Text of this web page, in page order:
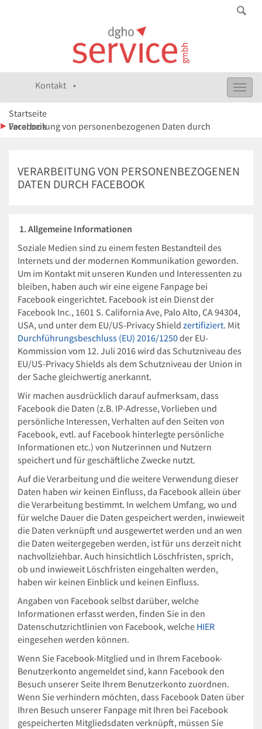
Kontakt •
Startseite
Verarbeitung von personenbezogenen Daten durch Facebook
VERARBEITUNG VON PERSONENBEZOGENEN
DATEN DURCH FACEBOOK
1. Allgemeine Informationen
Soziale Medien sind zu einem festen Bestandteil des
Internets und der modernen Kommunikation geworden.
Um im Kontakt mit unseren Kunden und Interessenten zu
bleiben, haben auch wir eine eigene Fanpage bei
Facebook eingerichtet. Facebook ist ein Dienst der
Facebook Inc., 1601 S. California Ave, Palo Alto, CA 94304,
USA, und unter dem EU/US-Privacy Shield zertifiziert. Mit
Durchführungsbeschluss (EU) 2016/1250der EU-
Kommission vom 12. Juli 2016 wird das Schutzniveau des
EU/US-Privacy Shields als dem Schutzniveau der Union in
der Sache gleichwertig anerkannt.
Wir machen ausdrücklich darauf aufmerksam, dass
Facebook die Daten (z.B. IP-Adresse, Vorlieben und
persönliche Interessen, Verhalten auf den Seiten von
Facebook, evtl. auf Facebook hinterlegte persönliche
Informationen etc.) von Nutzerinnen und Nutzern
speichert und für geschäftliche Zwecke nutzt.
Auf die Verarbeitung und die weitere Verwendung dieser
Daten haben wir keinen Einfluss, da Facebook allein über
die Verarbeitung bestimmt. In welchem Umfang, wo und
für welche Dauer die Daten gespeichert werden, inwieweit
die Daten verknüpft und ausgewertet werden und an wen
die Daten weitergegeben werden, ist für uns derzeit nicht
nachvollziehbar. Auch hinsichtlich Löschfristen, sprich,
ob und inwieweit Löschfristen eingehalten werden,
haben wir keinen Einblick und keinen Einfluss.
Angaben von Facebook selbst darüber, welche
Informationen erfasst werden, finden Sie in den
Datenschutzrichtlinien von Facebook, welche HIER
eingesehen werden können.
Wenn Sie Facebook-Mitglied und in Ihrem Facebook-
Benutzerkonto angemeldet sind, kann Facebook den
Besuch unserer Seite Ihrem Benutzerkonto zuordnen.
Wenn Sie verhindern möchten, dass Facebook Daten über
Ihren Besuch unserer Fanpage mit Ihren bei Facebook
gespeicherten Mitgliedsdaten verknüpft, müssen Sie